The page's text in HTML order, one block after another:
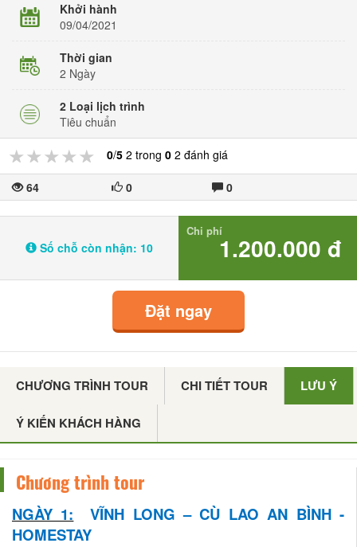
Khởi hành
09/04/2021
Thời gian
2 Ngày
2 Loại lịch trình
Tiêu chuẩn
★★★★★
★★★★★
★★★★★ 0/5 2 trong 0 2 đánh giá
64 0 0
Số chỗ còn nhận: 10
Chi phí
1.200.000 đ
Đặt ngay
CHƯƠNG TRÌNH TOUR CHI TIẾT TOUR LƯU Ý
Ý KIẾN KHÁCH HÀNG
Chương trình tour
NGÀY 1: VĨNH LONG – CÙ LAO AN BÌNH -
HOMESTAY